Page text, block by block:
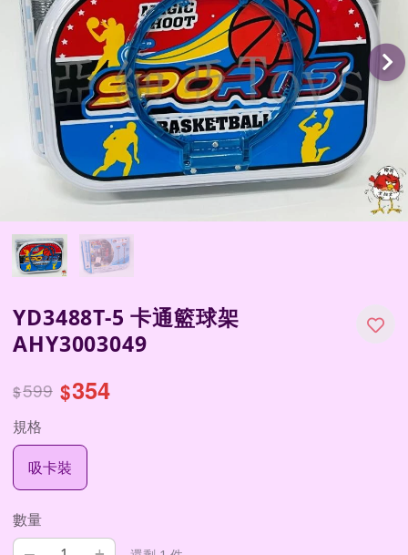
YD3488T-5 卡通籃球架
AHY3003049
$599 $354
規格
吸卡裝
數量